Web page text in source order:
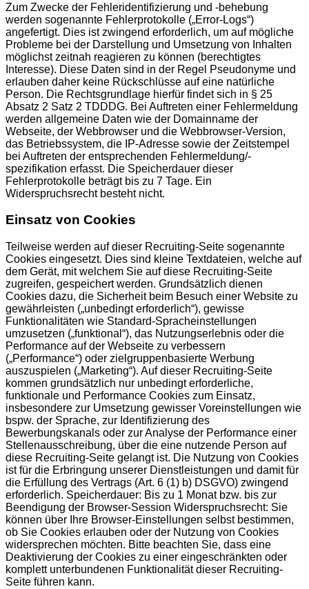
Zum Zwecke der Fehleridentifizierung und -behebung
werden sogenannte Fehlerprotokolle („Error-Logs“)
angefertigt. Dies ist zwingend erforderlich, um auf mögliche
Probleme bei der Darstellung und Umsetzung von Inhalten
möglichst zeitnah reagieren zu können (berechtigtes
Interesse). Diese Daten sind in der Regel Pseudonyme und
erlauben daher keine Rückschlüsse auf eine natürliche
Person. Die Rechtsgrundlage hierfür findet sich in § 25
Absatz 2 Satz 2 TDDDG. Bei Auftreten einer Fehlermeldung
werden allgemeine Daten wie der Domainname der
Webseite, der Webbrowser und die Webbrowser-Version,
das Betriebssystem, die IP-Adresse sowie der Zeitstempel
bei Auftreten der entsprechenden Fehlermeldung/-
spezifikation erfasst. Die Speicherdauer dieser
Fehlerprotokolle beträgt bis zu 7 Tage. Ein
Widerspruchsrecht besteht nicht.
Einsatz von Cookies
Teilweise werden auf dieser Recruiting-Seite sogenannte
Cookies eingesetzt. Dies sind kleine Textdateien, welche auf
dem Gerät, mit welchem Sie auf diese Recruiting-Seite
zugreifen, gespeichert werden. Grundsätzlich dienen
Cookies dazu, die Sicherheit beim Besuch einer Website zu
gewährleisten („unbedingt erforderlich“), gewisse
Funktionalitäten wie Standard-Spracheinstellungen
umzusetzen („funktional“), das Nutzungserlebnis oder die
Performance auf der Webseite zu verbessern
(„Performance“) oder zielgruppenbasierte Werbung
auszuspielen („Marketing“). Auf dieser Recruiting-Seite
kommen grundsätzlich nur unbedingt erforderliche,
funktionale und Performance Cookies zum Einsatz,
insbesondere zur Umsetzung gewisser Voreinstellungen wie
bspw. der Sprache, zur Identifizierung des
Bewerbungskanals oder zur Analyse der Performance einer
Stellenausschreibung, über die eine nutzende Person auf
diese Recruiting-Seite gelangt ist. Die Nutzung von Cookies
ist für die Erbringung unserer Dienstleistungen und damit für
die Erfüllung des Vertrags (Art. 6 (1) b) DSGVO) zwingend
erforderlich. Speicherdauer: Bis zu 1 Monat bzw. bis zur
Beendigung der Browser-Session Widerspruchsrecht: Sie
können über Ihre Browser-Einstellungen selbst bestimmen,
ob Sie Cookies erlauben oder der Nutzung von Cookies
widersprechen möchten. Bitte beachten Sie, dass eine
Deaktivierung der Cookies zu einer eingeschränkten oder
komplett unterbundenen Funktionalität dieser Recruiting-
Seite führen kann.